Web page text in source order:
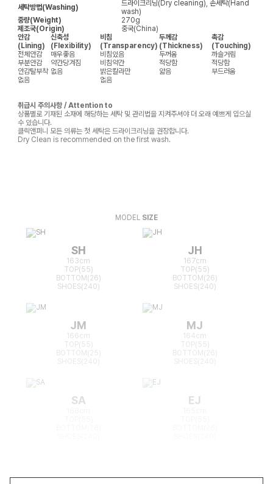
세탁방법(Washing)
드라이크리닝(Dry cleaning), 손세탁(Hand
wash)
중량(Weight)
270g
제조국(Origin)
중국(China)
안감
(Lining)
신축성
(Flexibility)
비침
(Transparency)
두께감
(Thickness)
촉감
(Touching)
전체안감
매우좋음 비침있음 두꺼움
까슬거림
부분안감
약간당겨짐 비침약간 적당함
적당함
안감탈부착 없음 밝은칼라만 얇음
부드러움
없음
없음
취급시 주의사항 / Attention to
상품별로 기재된 소재에 해당하는 세탁 및 관리법을 지켜주셔야 더 오래 예쁘게 입으실
수 있습니다.
클릭앤퍼니 모든 의류는 첫 세탁은 드라이크리닝을 권장합니다.
Dry Clean is recommended on the first wash.
MODEL SIZE
SH
163cm
TOP(55)
BOTTOM(26)
SHOES(240)
JH
167cm
TOP(55)
BOTTOM(26)
SHOES(240)
JM
166cm
TOP(55)
BOTTOM(25)
MJ
164cm
TOP(55)
BOTTOM(26)
SA EJ